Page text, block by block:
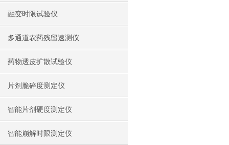
融变时限试验仪
多通道农药残留速测仪
药物透皮扩散试验仪
片剂脆碎度测定仪
智能片剂硬度测定仪
智能崩解时限测定仪